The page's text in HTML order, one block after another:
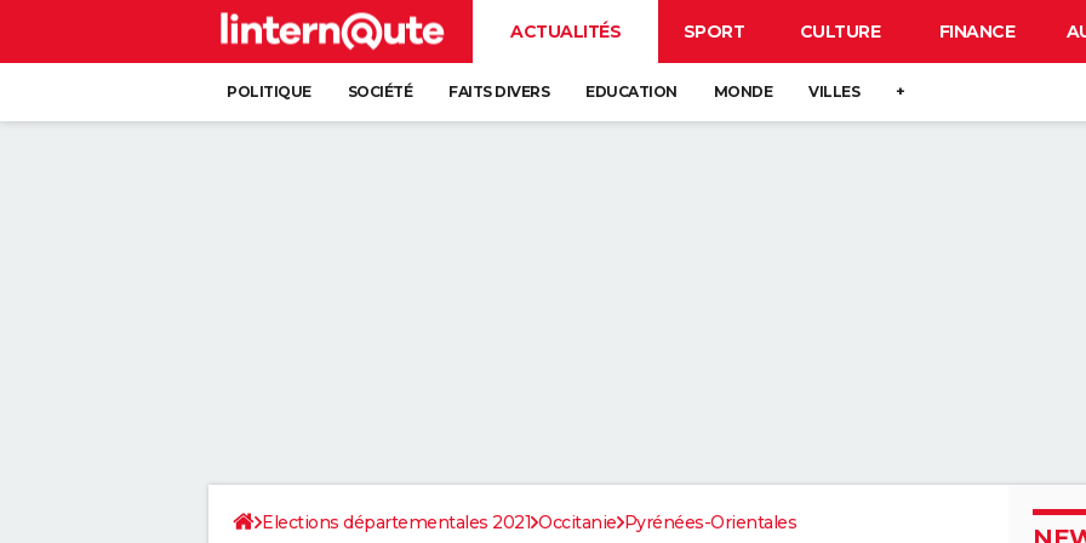
ACTUALITÉS SPORT CULTURE FINANCE
POLITIQUE SOCIÉTÉ FAITS DIVERS EDUCATION MONDE VILLES +
Elections départementales 2021 Occitanie Pyrénées-Orientales